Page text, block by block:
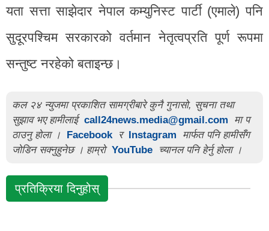
यता सत्ता साझेदार नेपाल कम्युनिस्ट पार्टी (एमाले) पनि
सुदूरपश्चिम सरकारको वर्तमान नेतृत्वप्रति पूर्ण रूपमा
सन्तुष्ट नरहेको बताइन्छ।
कल २४ न्युजमा प्रकाशित सामग्रीबारे कुनै गुनासो, सुचना तथा
सुझाव भए हामीलाई call24news.media@gmail.com
मा प
ठाउनु होला ।
Facebook र Instagram
मार्फत पनि हामीसँग
जोडिन सक्नुहुनेछ । हाम्रो YouTube च्यानल पनि हेर्नु होला ।
प्रतिक्रिया दिनुहोस्